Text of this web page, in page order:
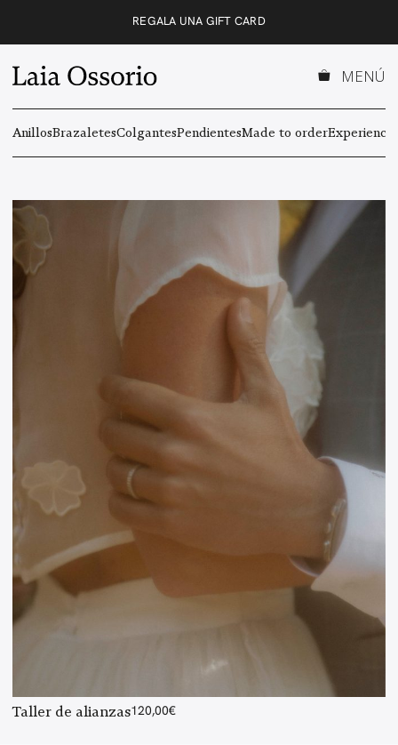
REGALA UNA GIFT CARD
MENÚ
AnillosBrazaletesColgantesPendientesMade to order
Taller de alianzas120,00€